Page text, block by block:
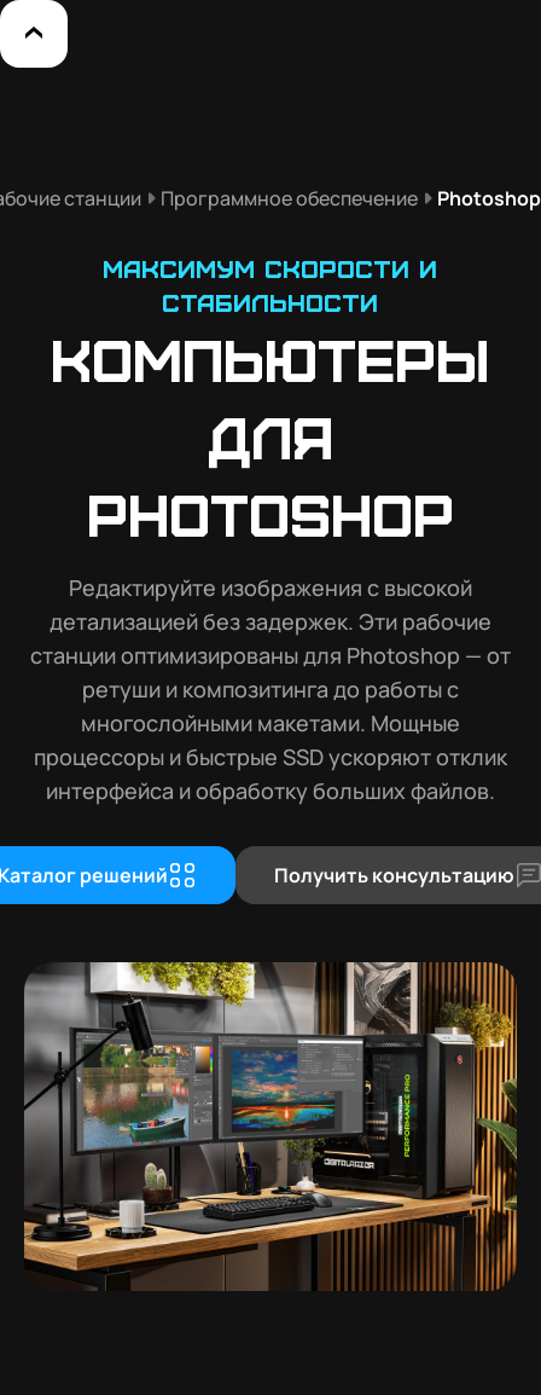
станции Программное обеспечение Photoshop
Максимум скорости и
стабильности
Компьютеры
для
Photoshop
Редактируйте изображения с высокой
детализацией без задержек. Эти рабочие
станции оптимизированы для Photoshop — от
ретуши и композитинга до работы с
многослойными макетами. Мощные
процессоры и быстрые SSD ускоряют отклик
интерфейса и обработку больших файлов.
решений Получить консультацию